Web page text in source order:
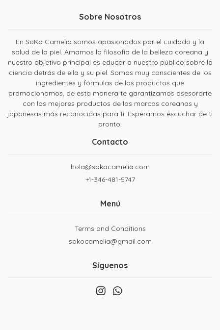
Sobre Nosotros
En SoKo Camelia somos apasionados por el cuidado y la
salud de la piel. Amamos la filosofía de la belleza coreana y
nuestro objetivo principal es educar a nuestro público sobre la
ciencia detrás de ella y su piel. Somos muy conscientes de los
ingredientes y fórmulas de los productos que
promocionamos, de esta manera te garantizamos asesorarte
con los mejores productos de las marcas coreanas y
japonesas más reconocidas para ti. Esperamos escuchar de ti
pronto.
Contacto
hola@sokocamelia.com
+1-346-481-5747
Menú
Terms and Conditions
sokocamelia@gmail.com
Síguenos